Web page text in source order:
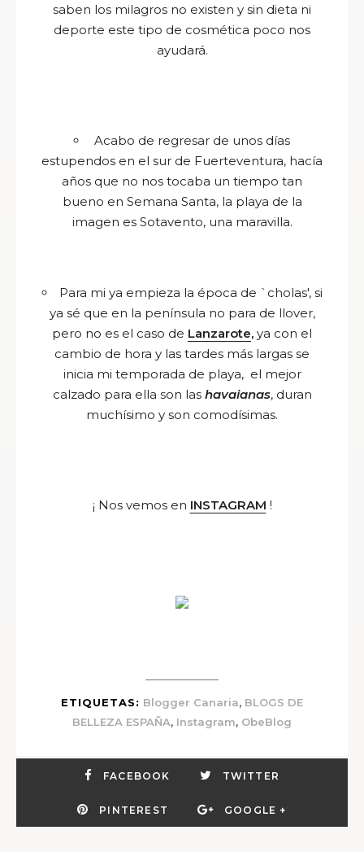
saben los milagros no existen y sin dieta ni
deporte este tipo de cosmética poco nos
ayudará.
Acabo de regresar de unos días
estupendos en el sur de Fuerteventura, hacía
años que no nos tocaba un tiempo tan
bueno en Semana Santa, la playa de la
imagen es Sotavento, una maravilla.
Para mi ya empieza la época de `cholas', si
ya sé que en la península no para de llover,
pero no es el caso de Lanzarote, ya con el
cambio de hora y las tardes más largas se
inicia mi temporada de playa, el mejor
calzado para ella son las havaianas, duran
muchísimo y son comodísimas.
¡ Nos vemos en INSTAGRAM !
ETIQUETAS: Blogger Canaria, BLOGS DE
BELLEZA ESPAÑA, Instagram, ObeBlog
FACEBOOK TWITTER
PINTEREST GOOGLE +